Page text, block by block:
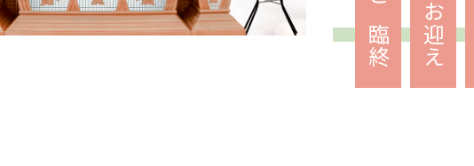
ご臨終 お迎え